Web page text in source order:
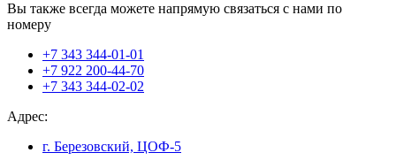
Вы также всегда можете напрямую связаться с нами по
номеру
+7 343 344-01-01
+7 922 200-44-70
+7 343 344-02-02
Адрес:
г. Березовский, ЦОФ-5